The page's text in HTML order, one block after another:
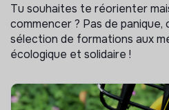
Tu souhaites te réorienter
commencer ? Pas de
sélection de formations aux
écologique et solidaire !